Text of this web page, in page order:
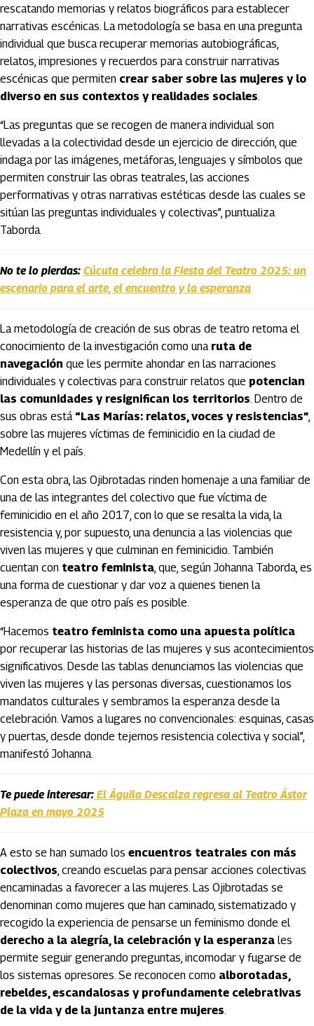
rescatando memorias y relatos biográficos para establecer
narrativas escénicas. La metodología se basa en una pregunta
individual que busca recuperar memorias autobiográficas,
relatos, impresiones y recuerdos para construir narrativas
escénicas que permiten crear saber sobre las mujeres y lo
diverso en sus contextos y realidades sociales.
“Las preguntas que se recogen de manera individual son
llevadas a la colectividad desde un ejercicio de dirección, que
indaga por las imágenes, metáforas, lenguajes y símbolos que
permiten construir las obras teatrales, las acciones
performativas y otras narrativas estéticas desde las cuales se
sitúan las preguntas individuales y colectivas”, puntualiza
Taborda.
No te lo pierdas: Cúcuta celebra la Fiesta del Teatro 2025: un
escenario para el arte, el encuentro y la esperanza
La metodología de creación de sus obras de teatro retoma el
conocimiento de la investigación como una ruta de
navegación que les permite ahondar en las narraciones
individuales y colectivas para construir relatos que potencian
las comunidades y resignifican los territorios. Dentro de
sus obras está “Las Marías: relatos, voces y resistencias”,
sobre las mujeres víctimas de feminicidio en la ciudad de
Medellín y el país.
Con esta obra, las Ojibrotadas rinden homenaje a una familiar de
una de las integrantes del colectivo que fue víctima de
feminicidio en el año 2017, con lo que se resalta la vida, la
resistencia y, por supuesto, una denuncia a las violencias que
viven las mujeres y que culminan en feminicidio. También
cuentan con teatro feminista, que, según Johanna Taborda, es
una forma de cuestionar y dar voz a quienes tienen la
esperanza de que otro país es posible.
“Hacemos teatro feminista como una apuesta política
por recuperar las historias de las mujeres y sus acontecimientos
significativos. Desde las tablas denunciamos las violencias que
viven las mujeres y las personas diversas, cuestionamos los
mandatos culturales y sembramos la esperanza desde la
celebración. Vamos a lugares no convencionales: esquinas, casas
y puertas, desde donde tejemos resistencia colectiva y social”,
manifestó Johanna.
Te puede interesar: El Águila Descalza regresa al Teatro Ástor
Plaza en mayo 2025
A esto se han sumado los encuentros teatrales con más
colectivos, creando escuelas para pensar acciones colectivas
encaminadas a favorecer a las mujeres. Las Ojibrotadas se
denominan como mujeres que han caminado, sistematizado y
recogido la experiencia de pensarse un feminismo donde el
derecho a la alegría, la celebración y la esperanza les
permite seguir generando preguntas, incomodar y fugarse de
los sistemas opresores. Se reconocen como alborotadas,
rebeldes, escandalosas y profundamente celebrativas
de la vida y de la juntanza entre mujeres.